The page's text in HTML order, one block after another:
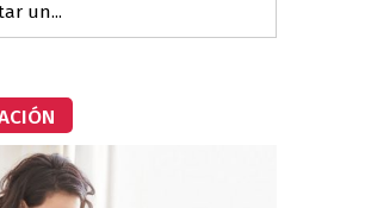
un...